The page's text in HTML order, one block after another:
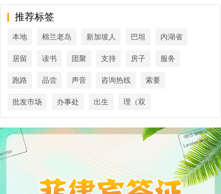
推荐标签
本地 棉兰老岛 新加坡人 巴坦 内湖省
居留 读书 团聚 支持 房子 服务
跑路 品尝 声音 咨询热线 索要
批发市场 办事处 出生 理（双